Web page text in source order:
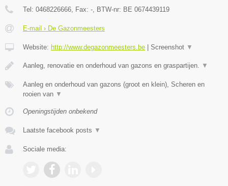
Tel: 0468226666, Fax: -, BTW-nr: BE 0674439119
E-mail › De Gazonmeesters
Website: http://www.degazonmeesters.be Screenshot ▼
Aanleg, renovatie en onderhoud van gazons en graspartijen. ▼
Aanleg en onderhoud van gazons (groot en klein), Scheren en
rooien van ▼
Openingstijden onbekend
Laatste facebook posts ▼
Sociale media: